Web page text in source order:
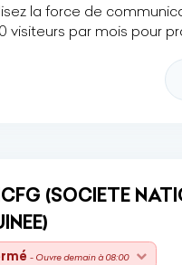
la force de
visiteurs par mois pour
(SOCIETE
- Ouvre demain à 08:00